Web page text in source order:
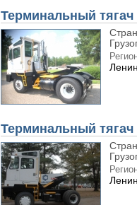
Терминальный тягач
Терминальный тягач